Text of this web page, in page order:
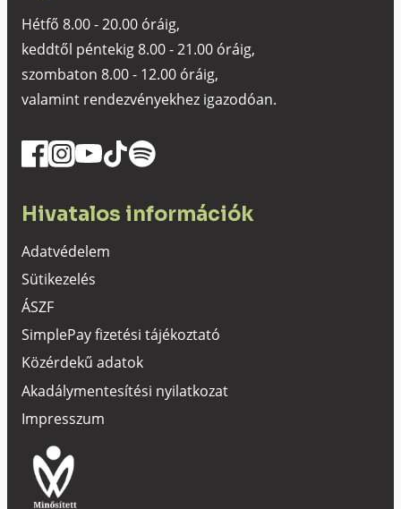
Hétfő 8.00 - 20.00 óráig,
keddtől péntekig 8.00 - 21.00 óráig,
szombaton 8.00 - 12.00 óráig,
valamint rendezvényekhez igazodóan.
Hivatalos információk
Adatvédelem
Sütikezelés
ÁSZF
SimplePay fizetési tájékoztató
Közérdekű adatok
Akadálymentesítési nyilatkozat
Impresszum